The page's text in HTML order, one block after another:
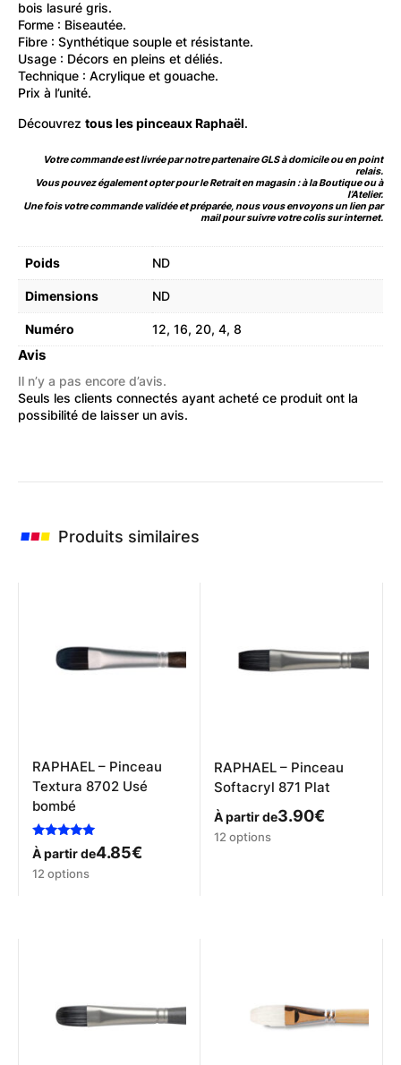
bois lasuré gris.
Forme : Biseautée.
Fibre : Synthétique souple et résistante.
Usage : Décors en pleins et déliés.
Technique : Acrylique et gouache.
Prix à l’unité.
Découvrez tous les pinceaux Raphaël.
Votre commande est livrée par notre partenaire GLS à domicile ou en point
relais.
Vous pouvez également opter pour le Retrait en magasin : à la Boutique ou à
l’Atelier.
Une fois votre commande validée et préparée, nous vous envoyons un lien par
mail pour suivre votre colis sur internet.
Poids ND
Dimensions ND
Numéro 12, 16, 20, 4, 8
Avis
Il n’y a pas encore d’avis.
Seuls les clients connectés ayant acheté ce produit ont la
possibilité de laisser un avis.
Produits similaires
RAPHAEL – Pinceau
Textura 8702 Usé
bombé
Note
5.00
sur 5
À partir de4.85€
Ce
être
12 options
RAPHAEL – Pinceau
Softacryl 871 Plat
À partir de3.90€
Ce
12 options